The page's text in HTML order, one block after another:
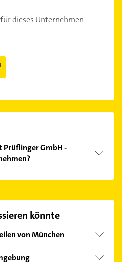
dieses Unternehmen
Prüflinger GmbH -
könnte
von München